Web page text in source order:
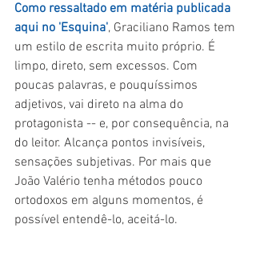
Como ressaltado em matéria publicada
aqui no 'Esquina', Graciliano Ramos tem
um estilo de escrita muito próprio. É
limpo, direto, sem excessos. Com
poucas palavras, e pouquíssimos
adjetivos, vai direto na alma do
protagonista -- e, por consequência, na
do leitor. Alcança pontos invisíveis,
sensações subjetivas. Por mais que
João Valério tenha métodos pouco
ortodoxos em alguns momentos, é
possível entendê-lo, aceitá-lo.